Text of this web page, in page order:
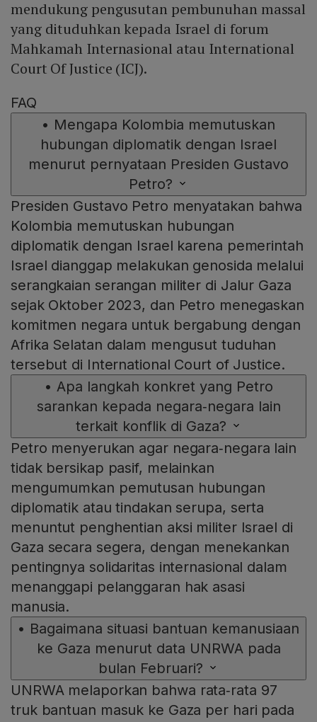
mendukung pengusutan pembunuhan massal
yang dituduhkan kepada Israel di forum
Mahkamah Internasional atau International
Court Of Justice (ICJ).
FAQ
• Mengapa Kolombia memutuskan
hubungan diplomatik dengan Israel
menurut pernyataan Presiden Gustavo
Petro?
Presiden Gustavo Petro menyatakan bahwa
Kolombia memutuskan hubungan
diplomatik dengan Israel karena pemerintah
Israel dianggap melakukan genosida melalui
serangkaian serangan militer di Jalur Gaza
sejak Oktober 2023, dan Petro menegaskan
komitmen negara untuk bergabung dengan
Afrika Selatan dalam mengusut tuduhan
tersebut di International Court of Justice.
• Apa langkah konkret yang Petro
sarankan kepada negara‑negara lain
terkait konflik di Gaza?
Petro menyerukan agar negara‑negara lain
tidak bersikap pasif, melainkan
mengumumkan pemutusan hubungan
diplomatik atau tindakan serupa, serta
menuntut penghentian aksi militer Israel di
Gaza secara segera, dengan menekankan
pentingnya solidaritas internasional dalam
menanggapi pelanggaran hak asasi
manusia.
• Bagaimana situasi bantuan kemanusiaan
ke Gaza menurut data UNRWA pada
bulan Februari?
UNRWA melaporkan bahwa rata‑rata 97
truk bantuan masuk ke Gaza per hari pada